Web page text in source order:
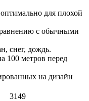
для плохой
с обычными
снег, дождь.
100 метров перед
на дизайн
3149